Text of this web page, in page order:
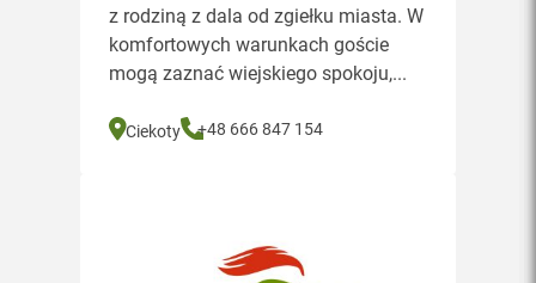
z rodziną z dala od zgiełku miasta. W
komfortowych warunkach goście
mogą zaznać wiejskiego spokoju,...
Ciekoty +48 666 847 154